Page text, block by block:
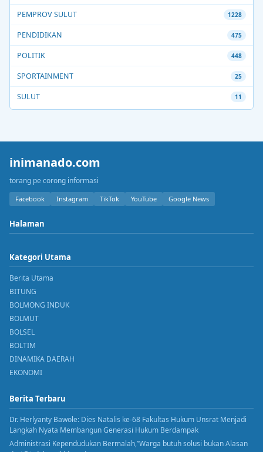
PEMPROV SULUT 1228
PENDIDIKAN 475
POLITIK 448
SPORTAINMENT 25
SULUT 11
inimanado.com
torang pe corong informasi
Facebook Instagram TikTok YouTube Google News
Halaman
Kategori Utama
Berita Utama
BITUNG
BOLMONG INDUK
BOLMUT
BOLSEL
BOLTIM
DINAMIKA DAERAH
EKONOMI
Berita Terbaru
Dr. Herlyanty Bawole: Dies Natalis ke-68 Fakultas Hukum Unsrat Menjadi
Langkah Nyata Membangun Generasi Hukum Berdampak
Administrasi Kependudukan Bermalah,”Warga butuh solusi bukan Alasan